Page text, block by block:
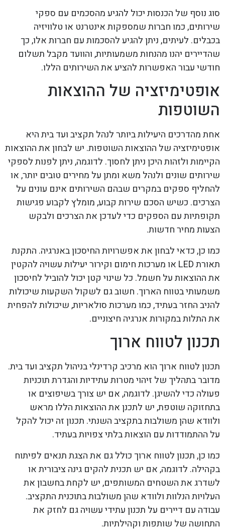
סוג נוסף של הכנסות יכול להגיע מהסכמים עם ספקי
שירותים, כמו חברות שמספקות אינטרנט או טלוויזיה
בכבלים. לעיתים, ניתן להגיע להסכמות עם חברות אלו, כך
שהדיירים יהנו מהנחות משמעותיות, והוועד מקבל תשלום
חודשי עבור האפשרות להציע את השירותים הללו.
אופטימיזציה של ההוצאות
השוטפות
אחת מהדרכים היעילות ביותר לנהל תקציב ועד בית היא
אופטימיזציה של ההוצאות השוטפות. יש לבחון את ההוצאות
הקיימות ולזהות היכן ניתן לחסוך. לדוגמה, ניתן לפנות לספקי
שירותים שונים ולנהל משא ומתן על מחירים טובים יותר, או
להחליף ספקים במקרים שבהם השירותים אינם עונים על
הצרכים. כשיש הסכם שירות קבוע, מומלץ לקבוע פגישות
תקופתיות עם הספקים כדי לעדכן את הצרכים ולבקש
הצעות מחיר חדשות.
כמו כן, כדאי לבחון את אפשרויות החיסכון באנרגיה. התקנת
תאורת LED או מערכות חימום וקירור יעילות עשויה להקטין
את ההוצאות על חשמל. כל שינוי קטן יכול להוביל לחיסכון
משמעותי בטווח הארוך. חשוב גם לשקול השקעות שיכולות
להניב החזר בעתיד, כמו מערכות סולאריות, שיכולות להפחית
את התלות במקורות אנרגיה חיצוניים.
תכנון לטווח ארוך
תכנון לטווח ארוך הוא מרכיב קרדינלי בניהול תקציב ועד בית.
מדובר בתהליך של זיהוי מטרות עתידיות והגדרת תוכניות
פעולה כדי להשיגן. לדוגמה, אם יש צורך בשיפוצים או
בתחזוקה שוטפת, יש לתכנן את ההוצאות הללו מראש
ולוודא שהן משולבות בתקציב השנתי. תכנון זה יכול להקל
על ההתמודדות עם הוצאות בלתי צפויות בעתיד.
כמו כן, תכנון לטווח ארוך כולל גם את הצגת תנאים לפיתוח
בקהילה. לדוגמה, אם יש תכנית להקים גינה ציבורית או
לשדרג את השטחים המשותפים, יש לקחת בחשבון את
העלויות הנלוות ולוודא שהן משולבות בתוכנית התקציב.
עבודה עם דיירים על תכנון עתידי עשויה גם לחזק את
התחושה של שותפות וקהילתיות.